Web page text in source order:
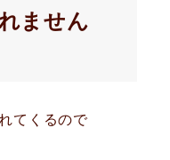
ません
てくるので